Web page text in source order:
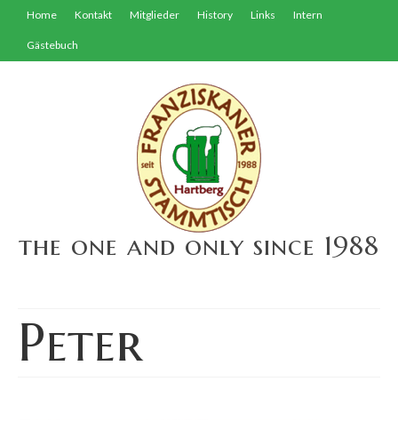
Home Kontakt Mitglieder History Links Intern
Gästebuch
the one and only since 1988
Peter